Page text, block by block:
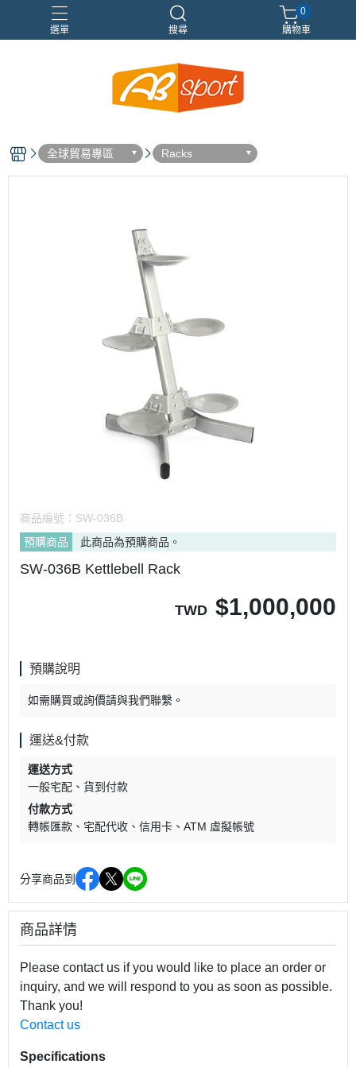
選單 搜尋
健身空間規劃 重訓
0
購物車
全球貿易專區 Racks
商品編號： SW-036B
預購商品
此商品為預購商品。
SW-036B Kettlebell Rack
TWD $1,000,000
預購說明
如需購買或詢價請與我們聯繫。
運送&付款
運送方式
一般宅配
貨到付款
付款方式
轉帳匯款
宅配代收 信用卡 ATM 虛擬帳號
分享商品到
商品詳情
Please contact us if you would like to place an order or
inquiry, and we will respond to you as soon as possible.
Thank you!
Contact us
Specifications